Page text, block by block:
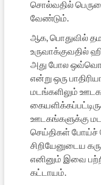
சொல்வதில்
வேண்டும்.
ஆக, பொதுவில்
உருவாக்குவதில்
அது போல
என்று ஒரு
மடங்களிலும்
ஊடகங்களுக்கு
செய்திகள் போய்ச்
சிறியேனுடைய
எனினும் இவை
கட்டாயம்.